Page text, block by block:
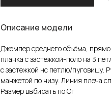
Описание модели
Джемпер среднего объёма,
планка с застежкой-поло на 3
с застежкой нс петлю/пуговицу.
манжетой по низу. Линия плеча
Размер выбирать по Ог